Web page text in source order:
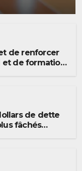
de renforcer
et de formation
de dette
fâchés